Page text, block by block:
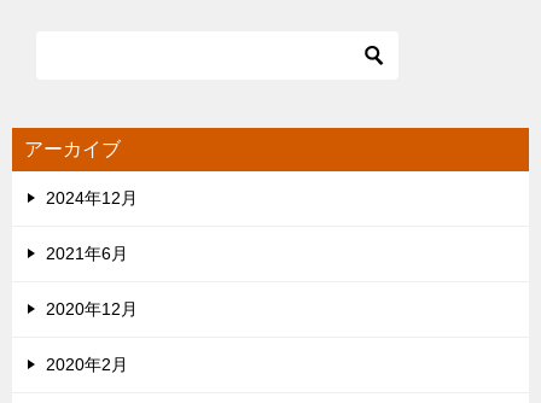
アーカイブ
2024年12月
2021年6月
2020年12月
2020年2月